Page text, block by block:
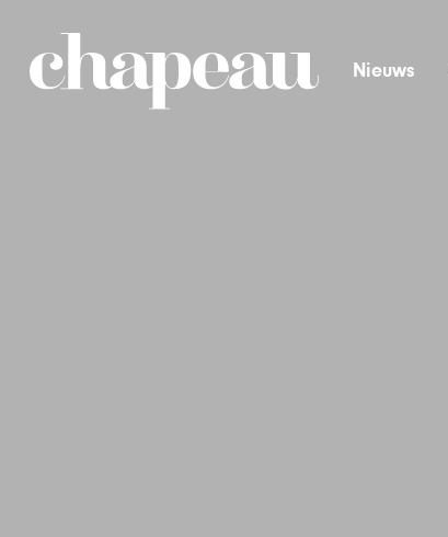
Nieuws